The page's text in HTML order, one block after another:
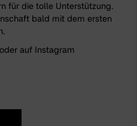
für die tolle Unterstützung.
bald mit dem ersten
oder auf Instagram